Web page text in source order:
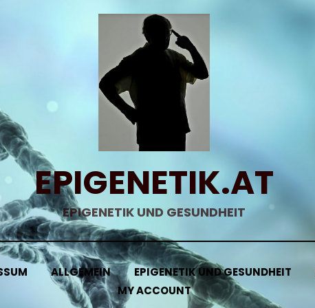
EPIGENETIK.AT
EPIGENETIK UND GESUNDHEIT
ALLGEMEIN EPIGENETIK UND GESUNDHEIT
MY ACCOUNT